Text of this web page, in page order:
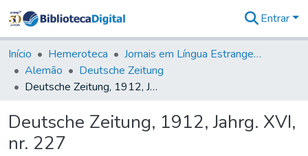
&
Coleções
Tudo na
Biblioteca
Estatísticas
Entrar
Início Hemeroteca
Jornais em Língua Estrangeira
Alemão
Deutsche Zeitung
Deutsche Zeitung, 1912, Jahrg. XVI, nr. 227
Deutsche Zeitung, 1912, Jahrg. XVI,
nr. 227